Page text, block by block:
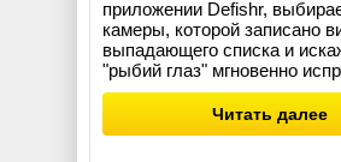
приложении Defishr,
камеры, которой записано
выпадающего списка и
"рыбий глаз" мгновенно
Читать далее